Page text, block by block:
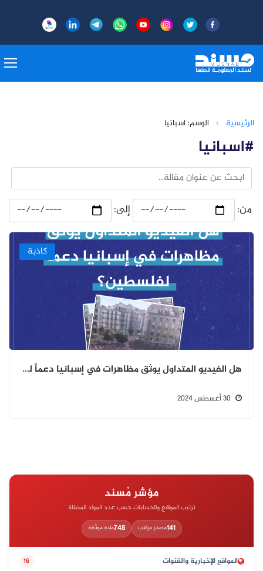
الرئيسية › الوسم: اسبانيا
#اسبانيا
من: إلى:
كاذبة
هل الفيديو المتداول يوثق مظاهرات في إسبانيا دعماً لفلسطين؟
مؤشر مُسند
ترتيب المواقع والحسابات حسب عدد المواد المضللة
141مصدر مراقب 748مادة موثّقة
المواقع الإخبارية والقنوات 16